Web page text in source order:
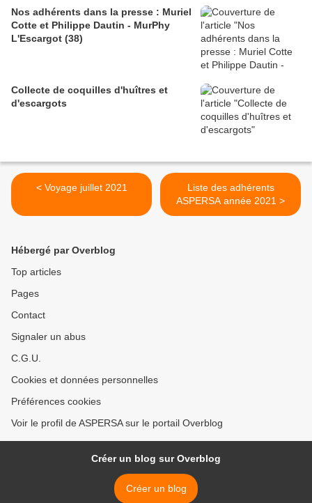
Nos adhérents dans la presse : Muriel
Cotte et Philippe Dautin - MurPhy
L'Escargot (38)
Collecte de coquilles d'huîtres et
d'escargots
< Voyage juillet 2021
Liste des adhérents
ASPERSA année 2021 >
Hébergé par Overblog
Top articles
Pages
Contact
Signaler un abus
C.G.U.
Cookies et données personnelles
Préférences cookies
Voir le profil de ASPERSA sur le portail Overblog
Créer un blog sur Overblog
Créer un blog